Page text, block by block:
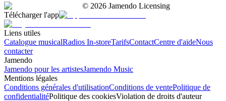
© 2026 Jamendo Licensing
Télécharger l'app
Liens utiles
Catalogue musicalRadios In-storeTarifsContactCentre d'aideNous
contacter
Jamendo
Jamendo pour les artistesJamendo Music
Mentions légales
Conditions générales d'utilisationConditions de ventePolitique de
confidentialitéPolitique des cookiesViolation de droits d'auteur